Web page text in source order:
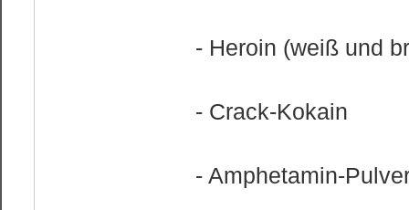
- Heroin (weiß und
- Crack-Kokain
- Amphetamin-